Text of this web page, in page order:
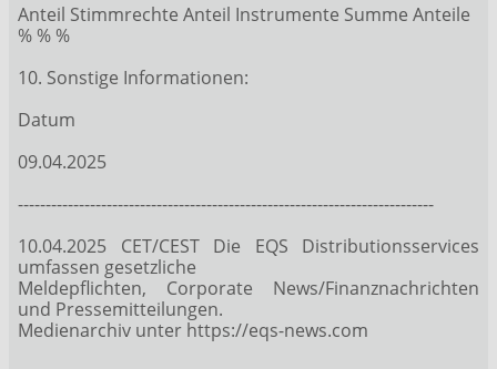
Anteil Stimmrechte Anteil Instrumente Summe Anteile
% % %
10. Sonstige Informationen:
Datum
09.04.2025
---------------------------------------------------------------------------
10.04.2025 CET/CEST Die EQS Distributionsservices
umfassen gesetzliche
Meldepflichten, Corporate News/Finanznachrichten
und Pressemitteilungen.
Medienarchiv unter https://eqs-news.com